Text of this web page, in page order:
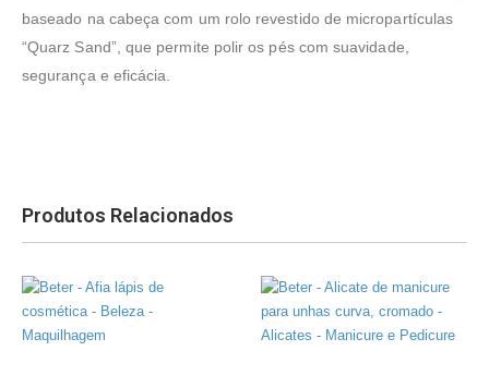
baseado na cabeça com um rolo revestido de micropartículas
“Quarz Sand”, que permite polir os pés com suavidade,
segurança e eficácia.
Produtos Relacionados